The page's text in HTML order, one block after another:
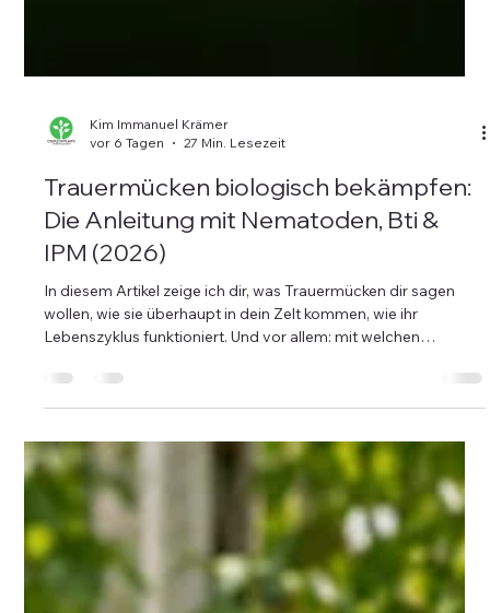
vor 6 Tagen
27 Min. Lesezeit
Trauermücken biologisch bekämpfen:
Die Anleitung mit Nematoden, Bti &
IPM (2026)
In diesem Artikel zeige ich dir, was Trauermücken dir sagen
Lebenszyklus funktioniert. Und vor allem: mit welchen
biologischen, günstigen und Living-Soil-verträglichen
zerstören.